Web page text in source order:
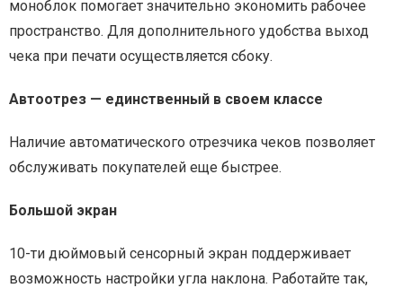
моноблок помогает значительно экономить рабочее
пространство. Для дополнительного удобства выход
чека при печати осуществляется сбоку.
Автоотрез — единственный в своем классе
Наличие автоматического отрезчика чеков позволяет
обслуживать покупателей еще быстрее.
Большой экран
10-ти дюймовый сенсорный экран поддерживает
возможность настройки угла наклона. Работайте так,